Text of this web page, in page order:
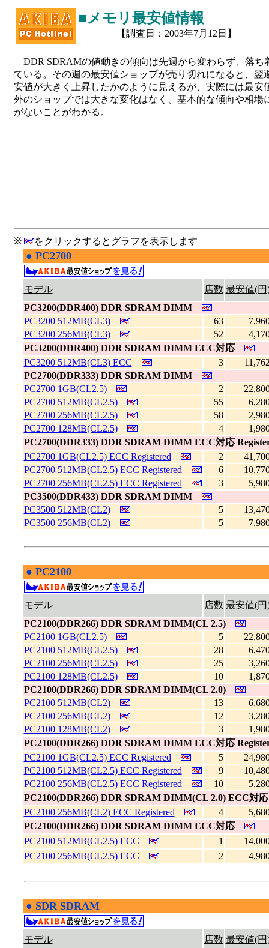
■メモリ最安値情報
【調査日：2003年7月12日】
DDR SDRAMの値動きの傾向は先週から変わらず、落ち
ている。その週の最安値ショップが売り切れになると、翌
安値が大きく上昇したかのように見えるが、実際には最安
外のショップでは大きな変化はなく、基本的な傾向や相場
がないことがわかる。
※
をクリックするとグラフを表示します
● PC2700
モデル 店数 最安値(円
PC3200(DDR400) DDR SDRAM DIMM
PC3200 512MB(CL3)
63
PC3200 256MB(CL3)
52
PC3200(DDR400) DDR SDRAM DIMM ECC対応
PC3200 512MB(CL3) ECC
3
PC2700(DDR333) DDR SDRAM DIMM
PC2700 1GB(CL2.5)
2
PC2700 512MB(CL2.5)
55
PC2700 256MB(CL2.5)
58
PC2700 128MB(CL2.5)
4
PC2700(DDR333) DDR SDRAM DIMM ECC対応
PC2700 1GB(CL2.5) ECC Registered
2
PC2700 512MB(CL2.5) ECC Registered
6
PC2700 256MB(CL2.5) ECC Registered
3
PC3500(DDR433) DDR SDRAM DIMM
PC3500 512MB(CL2)
5
PC3500 256MB(CL2)
5
● PC2100
モデル 店数 最安値(円
PC2100(DDR266) DDR SDRAM DIMM(CL 2.5)
PC2100 1GB(CL2.5)
5
PC2100 512MB(CL2.5)
28
PC2100 256MB(CL2.5)
25
PC2100 128MB(CL2.5)
10
PC2100(DDR266) DDR SDRAM DIMM(CL 2.0)
PC2100 512MB(CL2)
13
PC2100 256MB(CL2)
12
PC2100 128MB(CL2)
3
PC2100(DDR266) DDR SDRAM DIMM ECC対応
PC2100 1GB(CL2.5) ECC Registered
5
PC2100 512MB(CL2.5) ECC Registered
9
PC2100 256MB(CL2.5) ECC Registered
10
PC2100(DDR266) DDR SDRAM DIMM(CL 2.0) ECC対応
PC2100 256MB(CL2) ECC Registered
4
PC2100(DDR266) DDR SDRAM DIMM ECC対応
PC2100 512MB(CL2.5) ECC
1
PC2100 256MB(CL2.5) ECC
2
● SDR SDRAM
モデル 店数 最安値(円